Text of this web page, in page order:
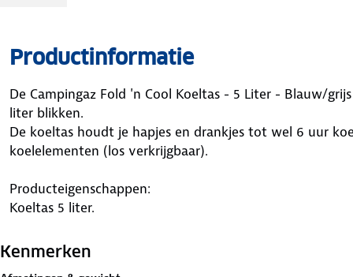
Productinformatie
De Campingaz Fold 'n Cool Koeltas - 5 Liter - Blauw/
liter blikken.
De koeltas houdt je hapjes en drankjes tot wel 6 uur
koelelementen (los verkrijgbaar).
Producteigenschappen:
Koeltas 5 liter.
Kenmerken